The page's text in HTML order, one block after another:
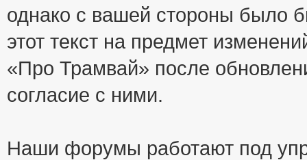
однако с вашей стороны было
этот текст на предмет
«Про Трамвай» после
согласие с ними.
Наши форумы работают под